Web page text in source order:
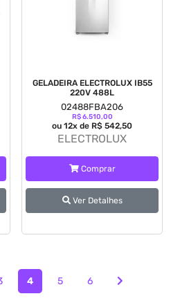
GELADEIRA ELECTROLUX IB55
220V 488L
02488FBA206
R$ 6.510,00
ou 12x de R$ 542,50
ELECTROLUX
Comprar
Ver Detalhes
4 5 6